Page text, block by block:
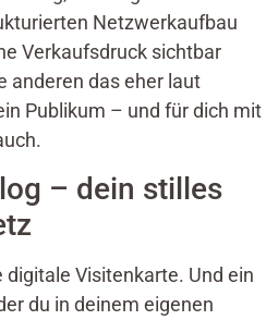
Netzwerkaufbau
Verkaufsdruck sichtbar
anderen das eher laut
Publikum – und für dich mit
– dein stilles
digitale Visitenkarte. Und ein
du in deinem eigenen